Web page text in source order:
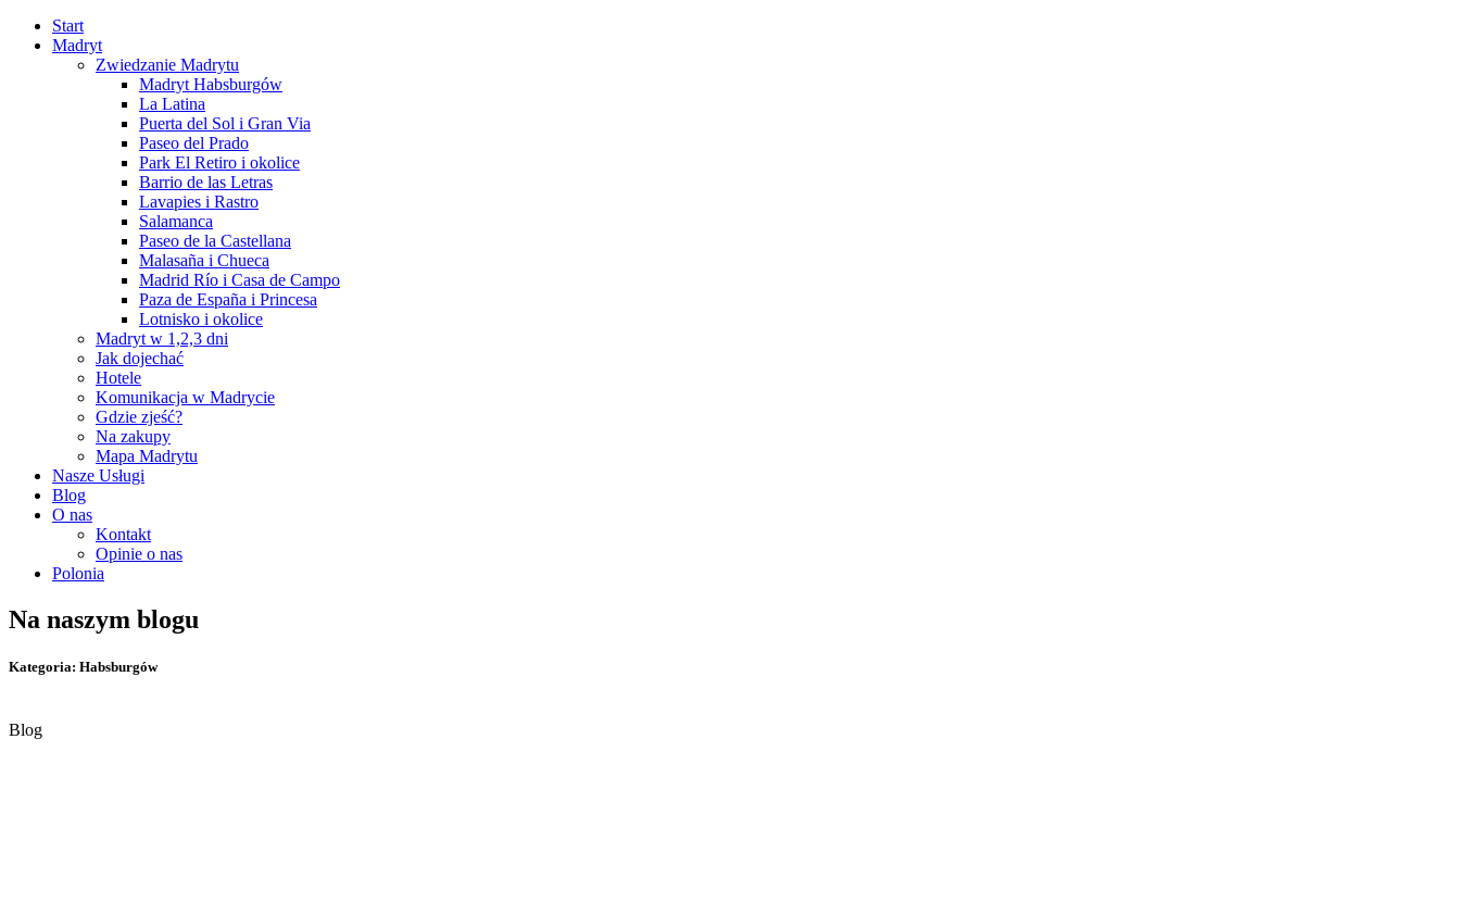
Start
Madryt
Zwiedzanie Madrytu
Madryt Habsburgów
La Latina
Puerta del Sol i Gran Via
Paseo del Prado
Park El Retiro i okolice
Barrio de las Letras
Lavapies i Rastro
Salamanca
Paseo de la Castellana
Malasaña i Chueca
Madrid Río i Casa de Campo
Paza de España i Princesa
Lotnisko i okolice
Madryt w 1,2,3 dni
Jak dojechać
Hotele
Komunikacja w Madrycie
Gdzie zjeść?
Na zakupy
Mapa Madrytu
Nasze Usługi
Blog
O nas
Kontakt
Opinie o nas
Polonia
Na naszym blogu
Kategoria: Habsburgów
Blog